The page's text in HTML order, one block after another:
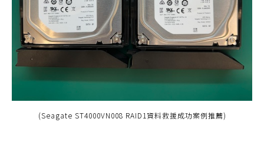
(Seagate ST4000VN008 RAID1資料救援成功案例推薦)